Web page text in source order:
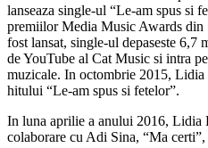
lanseaza single-ul “Le-am spus si
premiilor Media Music Awards din
fost lansat, single-ul depaseste 6,7
de YouTube al Cat Music si intra
muzicale. In octombrie 2015,
hitului “Le-am spus si fetelor”.
In luna aprilie a anului 2016, Lidia
colaborare cu Adi Sina, “Ma